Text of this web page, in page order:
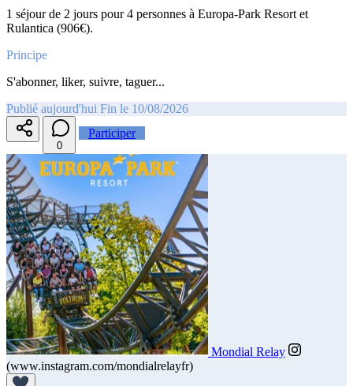
1 séjour de 2 jours pour 4 personnes à Europa-Park Resort et
Rulantica (906€).
Principe
S'abonner, liker, suivre, taguer...
Publié aujourd'hui Fin le 10/08/2026
0
Participer
Mondial Relay
(www.instagram.com/mondialrelayfr)